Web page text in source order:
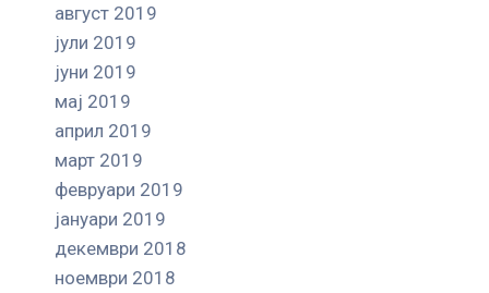
август 2019
јули 2019
јуни 2019
мај 2019
април 2019
март 2019
февруари 2019
јануари 2019
декември 2018
ноември 2018